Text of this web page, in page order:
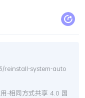
reinstall-system-auto
-相同方式共享 4.0 国